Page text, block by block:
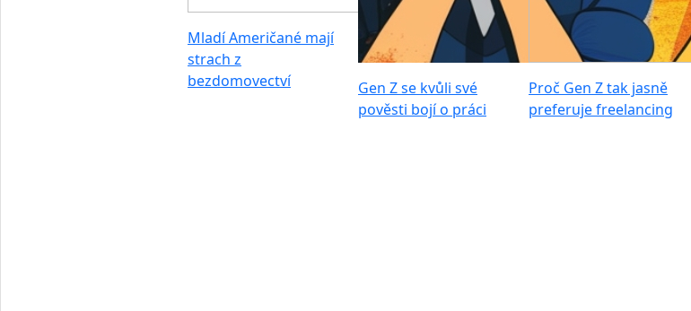
Mladí Američané mají
strach z
bezdomovectví
Gen Z se kvůli své
pověsti bojí o práci
Proč Gen Z tak jasně
preferuje freelancing